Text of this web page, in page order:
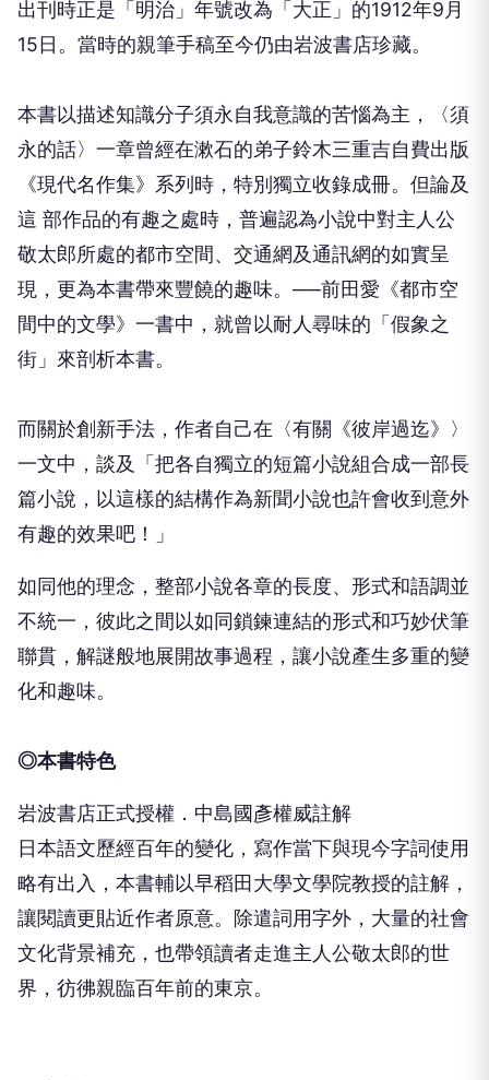
出刊時正是「明治」年號改為「大正」的1912年9月
15日。當時的親筆手稿至今仍由岩波書店珍藏。
本書以描述知識分子須永自我意識的苦惱為主，〈須
永的話〉一章曾經在漱石的弟子鈴木三重吉自費出版
《現代名作集》系列時，特別獨立收錄成冊。但論及
這 部作品的有趣之處時，普遍認為小說中對主人公
敬太郎所處的都市空間、交通網及通訊網的如實呈
現，更為本書帶來豐饒的趣味。──前田愛《都市空
間中的文學》一書中，就曾以耐人尋味的「假象之
街」來剖析本書。
而關於創新手法，作者自己在〈有關《彼岸過迄》〉
一文中，談及「把各自獨立的短篇小說組合成一部長
篇小說，以這樣的結構作為新聞小說也許會收到意外
有趣的效果吧！」
如同他的理念，整部小說各章的長度、形式和語調並
不統一，彼此之間以如同鎖鍊連結的形式和巧妙伏筆
聯貫，解謎般地展開故事過程，讓小說產生多重的變
化和趣味。
◎本書特色
岩波書店正式授權．中島國彥權威註解
日本語文歷經百年的變化，寫作當下與現今字詞使用
略有出入，本書輔以早稻田大學文學院教授的註解，
讓閱讀更貼近作者原意。除遣詞用字外，大量的社會
文化背景補充，也帶領讀者走進主人公敬太郎的世
界，彷彿親臨百年前的東京。